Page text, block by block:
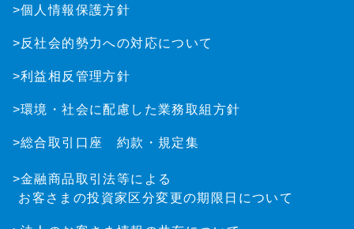
>個人情報保護方針
>反社会的勢力への対応について
>利益相反管理方針
>環境・社会に配慮した業務取組方針
>総合取引口座 約款・規定集
>金融商品取引法等による
お客さまの投資家区分変更の期限日について